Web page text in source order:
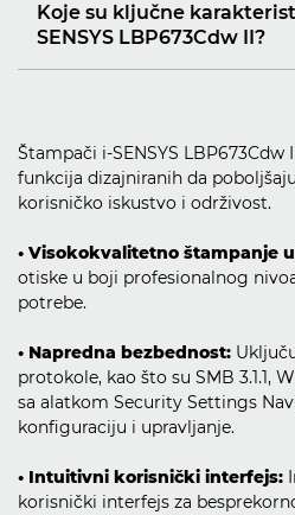
Koje su ključne
SENSYS LBP673Cdw II?
Štampači i-SENSYS
funkcija dizajniranih da
korisničko iskustvo i održivost.
• Visokokvalitetno štampanje
otiske u boji profesionalnog
potrebe.
• Napredna bezbednost:
protokole, kao što su SMB 3.1.1,
sa alatkom Security Settings
konfiguraciju i upravljanje.
• Intuitivni korisnički interfejs:
korisnički interfejs za